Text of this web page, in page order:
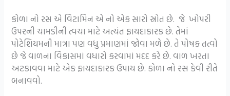
કોળા નો રસ એ વિટામિન એ નો એક સારો સ્રોત છે. જે ખોપરી
ઉપરની ચામડીની ત્વચા માટે અત્યંત ફાયદાકારક છે. તેમાં
પોટેશિયમની માત્રા પણ વધુ પ્રમાણમાં જોવા મળે છે. તે પોષક તત્વો
છે જે વાળના વિકાસમાં વધારો કરવામાં મદદ કરે છે. વાળ ખરતા
અટકાવવા માટે એક ફાયદાકારક ઉપાય છે. કોળા નો રસ કેવી રીતે
બનાવવો.